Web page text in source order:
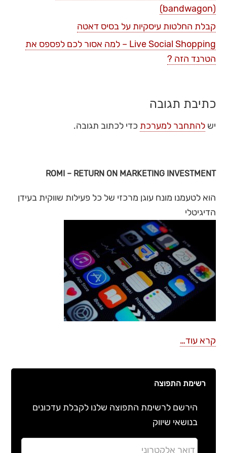
(bandwagon)
קבלת החלטות עיסקיות על בסיס דאטה
Live Social Shopping – למה אסור לכם לפספס את
הטרנד הזה ?
כתיבת תגובה
ישלהתחבר למערכת כדי לכתוב תגובה.
ROMI – RETURN ON MARKETING INVESTMENT
הוא לטעמנו מונח עוגן מרכזי של כל פעילות שווקית בעידן
הדיגיטלי
קרא עוד…
רשימת התפוצה
הירשם לרשימת התפוצה שלנו לקבלת עדכונים
בנושאי שיווק